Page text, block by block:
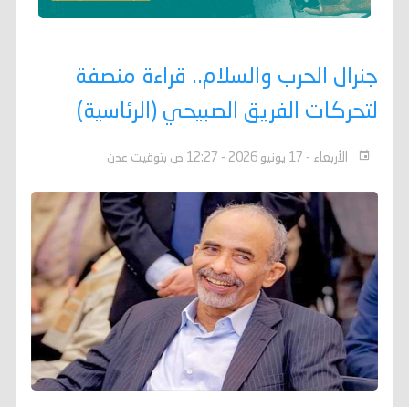
جنرال الحرب والسلام.. قراءة منصفة
لتحركات الفريق الصبيحي (الرئاسية)
الأربعاء - 17 يونيو 2026 - 12:27 ص بتوقيت عدن